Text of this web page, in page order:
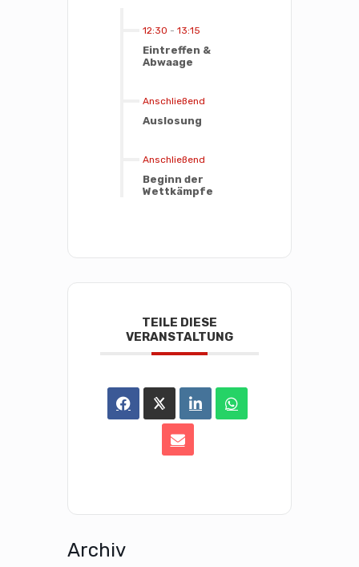
12:30 - 13:15
Eintreffen &
Abwaage
Anschließend
Auslosung
Anschließend
Beginn der
Wettkämpfe
TEILE DIESE
VERANSTALTUNG
Archiv